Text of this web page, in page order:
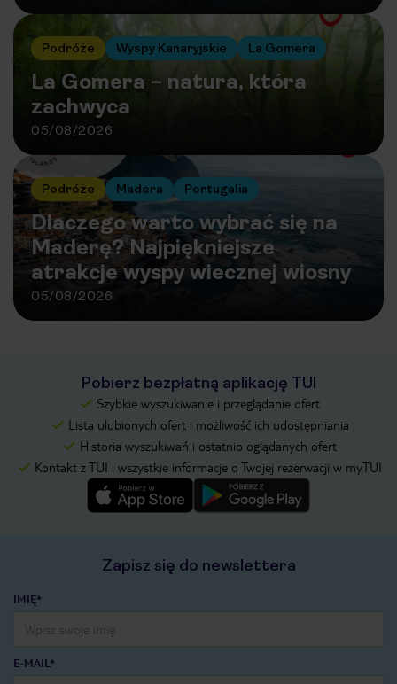
Podróże Wyspy Kanaryjskie La Gomera
La Gomera – natura, która
zachwyca
05/08/2026
Podróże Madera Portugalia
Dlaczego warto wybrać się na
Maderę? Najpiękniejsze
atrakcje wyspy wiecznej wiosny
05/08/2026
Pobierz bezpłatną aplikację TUI
Szybkie wyszukiwanie i przeglądanie ofert
Lista ulubionych ofert i możliwość ich udostępniania
Historia wyszukiwań i ostatnio oglądanych ofert
Kontakt z TUI i wszystkie informacje o Twojej rezerwacji w myTUI
Zapisz się do newslettera
IMIĘ*
E-MAIL*